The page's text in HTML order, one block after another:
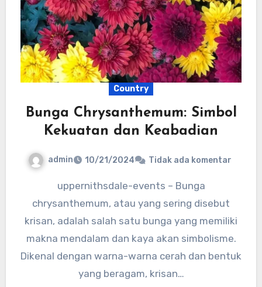
Country
Bunga Chrysanthemum: Simbol
Kekuatan dan Keabadian
admin 10/21/2024 Tidak ada komentar
uppernithsdale-events – Bunga
chrysanthemum, atau yang sering disebut
krisan, adalah salah satu bunga yang memiliki
makna mendalam dan kaya akan simbolisme.
Dikenal dengan warna-warna cerah dan bentuk
yang beragam, krisan…